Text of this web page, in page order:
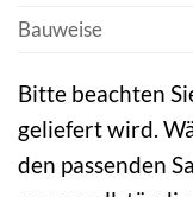
Bauweise
Bitte beachten
geliefert wird.
den passenden